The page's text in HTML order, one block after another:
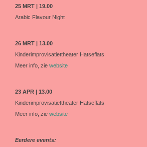
25 MRT | 19.00
Arabic Flavour Night
26 MRT | 13.00
Kinderimprovisatiettheater Hatseflats
Meer info, zie website
23 APR | 13.00
Kinderimprovisatiettheater Hatseflats
Meer info, zie website
Eerdere events: